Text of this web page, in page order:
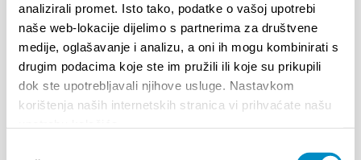
analizirali promet. Isto tako, podatke o vašoj upotrebi
naše web-lokacije dijelimo s partnerima za društvene
medije, oglašavanje i analizu, a oni ih mogu kombinirati s
drugim podacima koje ste im pružili ili koje su prikupili
dok ste upotrebljavali njihove usluge. Nastavkom
korištenja naših internetskih stranica vi prihvaćate našu
EVENTS
- 12/31/26
SPLIT EVENT CALENDAR
7/14/26
- 8/14/26
72th SPLIT SUMMER